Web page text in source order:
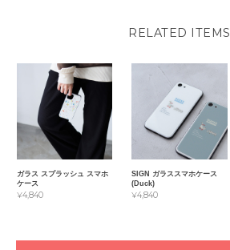
RELATED ITEMS
ガラス スプラッシュ スマホ
ケース
¥4,840
SIGN ガラススマホケース
(Duck)
¥4,840